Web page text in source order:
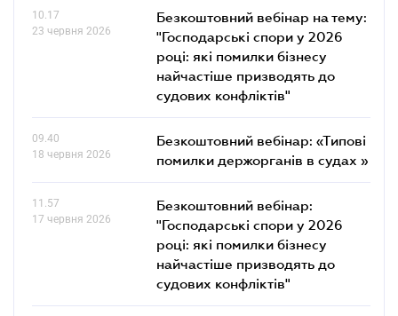
10.17
23 червня 2026
Безкоштовний вебінар на тему:
"Господарські спори у 2026
році: які помилки бізнесу
найчастіше призводять до
судових конфліктів"
09.40
18 червня 2026
Безкоштовний вебінар: «Типові
помилки держорганів в судах »
11.57
17 червня 2026
Безкоштовний вебінар:
"Господарські спори у 2026
році: які помилки бізнесу
найчастіше призводять до
судових конфліктів"